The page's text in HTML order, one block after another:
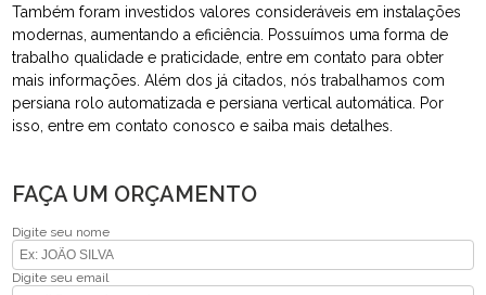
Também foram investidos valores consideráveis em instalações
modernas, aumentando a eficiência. Possuímos uma forma de
trabalho qualidade e praticidade, entre em contato para obter
mais informações. Além dos já citados, nós trabalhamos com
persiana rolo automatizada e persiana vertical automática. Por
isso, entre em contato conosco e saiba mais detalhes.
FAÇA UM ORÇAMENTO
Digite seu nome
Digite seu email